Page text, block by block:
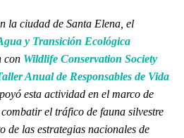
la ciudad de Santa Elena, el
y Transición Ecológica
con Wildlife Conservation Society
Anual de Responsables de Vida
esta actividad en el marco de
el tráfico de fauna silvestre
de las estrategias nacionales de